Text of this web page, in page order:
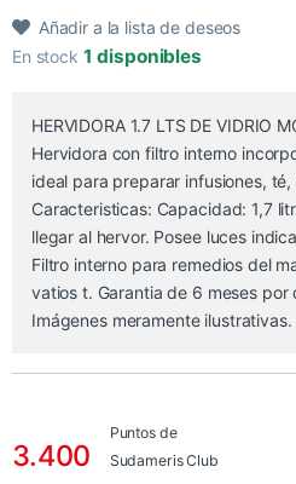
Añadir a la lista de deseos
En stock 1 disponibles
HERVIDORA 1.7 LTS DE VIDRIO
Hervidora con filtro interno
ideal para preparar infusiones,
Caracteristicas: Capacidad: 1,7
llegar al hervor. Posee luces
Filtro interno para remedios del
vatios t. Garantia de 6 meses
Imágenes meramente ilustrativas.
3.400
Puntos de
Sudameris Club